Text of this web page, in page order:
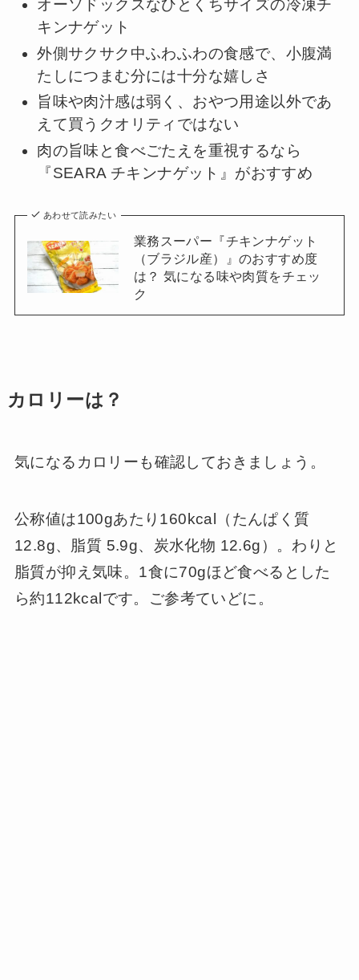
オーソドックスなひとくちサイズの冷凍チ
キンナゲット
外側サクサク中ふわふわの食感で、小腹満
たしにつまむ分には十分な嬉しさ
旨味や肉汁感は弱く、おやつ用途以外であ
えて買うクオリティではない
肉の旨味と食べごたえを重視するなら
『SEARA チキンナゲット』がおすすめ
あわせて読みたい
業務スーパー『チキンナゲット
（ブラジル産）』のおすすめ度
は？ 気になる味や肉質をチェッ
ク
カロリーは？
気になるカロリーも確認しておきましょう。
公称値は100gあたり160kcal（たんぱく質
12.8g、脂質 5.9g、炭水化物 12.6g）。わりと
脂質が抑え気味。1食に70gほど食べるとした
ら約112kcalです。ご参考ていどに。